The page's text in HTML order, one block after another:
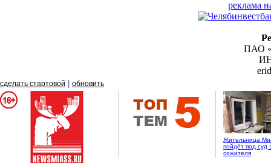
реклама
ПАО
сделать стартовой обновить
Жительница
пойдёт под суд
сожителя